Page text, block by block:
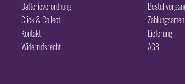
Batterieverordnung
Click & Collect
Zahlungsarten
Kontakt
Lieferung
Widerrufsrecht
AGB